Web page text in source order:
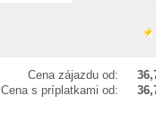
Cena zájazdu od:
Cena s príplatkami od: